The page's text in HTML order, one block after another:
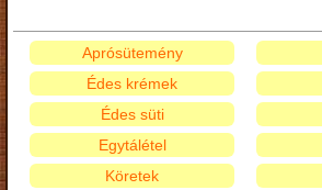
Aprósütemény
Édes krémek
Édes süti
Egytálétel
Köretek